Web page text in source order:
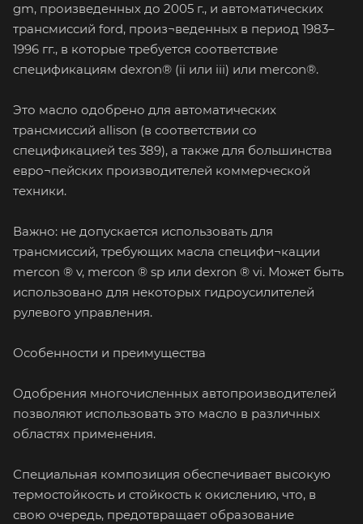
gm, произведенных до 2005 г., и автоматических
трансмиссий ford, произ¬веденных в период 1983–
1996 гг., в которые требуется соответствие
спецификациям dexron® (ii или iii) или mercon®.
Это масло одобрено для автоматических
трансмиссий allison (в соответствии со
спецификацией tes 389), а также для большинства
евро¬пейских производителей коммерческой
техники.
Важно: не допускается использовать для
трансмиссий, требующих масла специфи¬кации
mercon ® v, mercon ® sp или dexron ® vi. Может быть
использовано для некоторых гидроусилителей
рулевого управления.
Особенности и преимущества
Одобрения многочисленных автопроизводителей
позволяют использовать это масло в различных
областях применения.
Специальная композиция обеспечивает высокую
термостойкость и стойкость к окислению, что, в
свою очередь, предотвращает образование